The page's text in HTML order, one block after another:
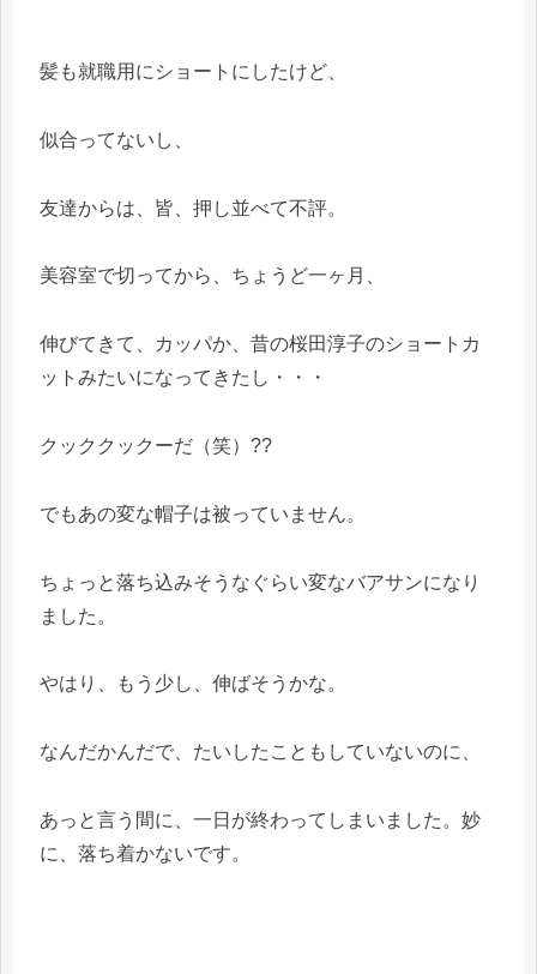
髪も就職用にショートにしたけど、
似合ってないし、
友達からは、皆、押し並べて不評。
美容室で切ってから、ちょうど一ヶ月、
伸びてきて、カッパか、昔の桜田淳子のショートカ
ットみたいになってきたし・・・
クッククックーだ（笑）??
でもあの変な帽子は被っていません。
ちょっと落ち込みそうなぐらい変なバアサンになり
ました。
やはり、もう少し、伸ばそうかな。
なんだかんだで、たいしたこともしていないのに、
あっと言う間に、一日が終わってしまいました。妙
に、落ち着かないです。